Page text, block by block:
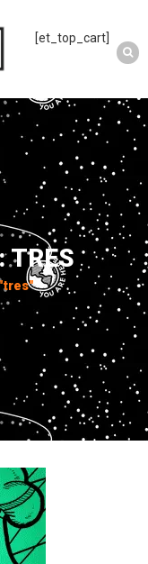
[et_top_cart]
TRES